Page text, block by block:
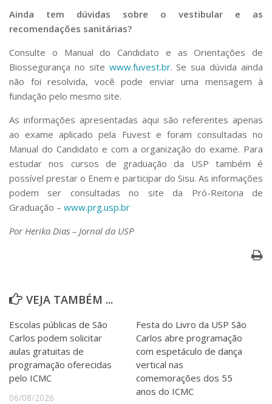
Ainda tem dúvidas sobre o vestibular e as
recomendações sanitárias?
Consulte o Manual do Candidato e as Orientações de
Biossegurança no site www.fuvest.br. Se sua dúvida ainda
não foi resolvida, você pode enviar uma mensagem à
fundação pelo mesmo site.
As informações apresentadas aqui são referentes apenas
ao exame aplicado pela Fuvest e foram consultadas no
Manual do Candidato e com a organização do exame. Para
estudar nos cursos de graduação da USP também é
possível prestar o Enem e participar do Sisu. As informações
podem ser consultadas no site da Pró-Reitoria de
Graduação – www.prg.usp.br
Por Herika Dias – Jornal da USP
VEJA TAMBÉM ...
Escolas públicas de São
Carlos podem solicitar
aulas gratuitas de
programação oferecidas
pelo ICMC
06/08/2026
Festa do Livro da USP São
Carlos abre programação
com espetáculo de dança
vertical nas
comemorações dos 55
anos do ICMC